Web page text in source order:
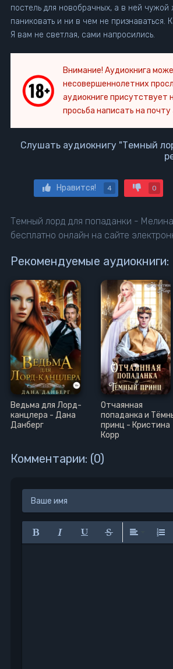
постель для новобрачных, а в ней
паниковать и ни в чем не
Я вам не светлая, сами напросились.
Внимание! Аудиокнига
несовершеннолетних
аудиокниге присутствует
просьба написать на почту
Слушать аудиокнигу "Темный
Нравится! 4 0
Темный лорд для попаданки -
бесплатно онлайн на сайте
Рекомендуемые аудиокниги:
Ведьма для Лорд-
канцлера - Дана
Данберг
Отчаянная
попаданка и
принц - Кристина
Корр
Комментарии: (0)